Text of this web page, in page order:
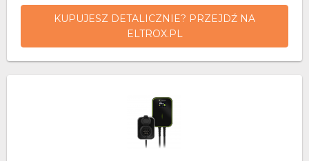
KUPUJESZ DETALICZNIE? PRZEJDŹ NA
ELTROX.PL